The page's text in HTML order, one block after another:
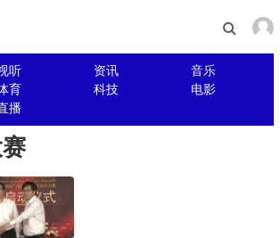
听 资讯
音乐
育 科技
电影
播